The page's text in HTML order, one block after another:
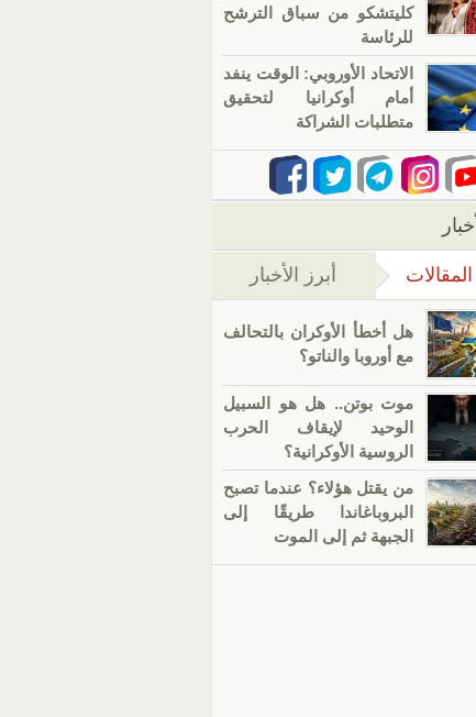
كليتشكو من سباق الترشح
للرئاسة
الاتحاد الأوروبي: الوقت ينفد
أمام أوكرانيا لتحقيق
متطلبات الشراكة
المقالات (علامة التبويب النشطة)
أبرز الأخبار
هل أخطأ الأوكران بالتحالف
مع أوروبا والناتو؟
موت بوتن.. هل هو السبيل
الوحيد لإيقاف الحرب
الروسية الأوكرانية؟
من يقتل هؤلاء؟ عندما تصبح
البروباغاندا طريقًا إلى
الجبهة ثم إلى الموت